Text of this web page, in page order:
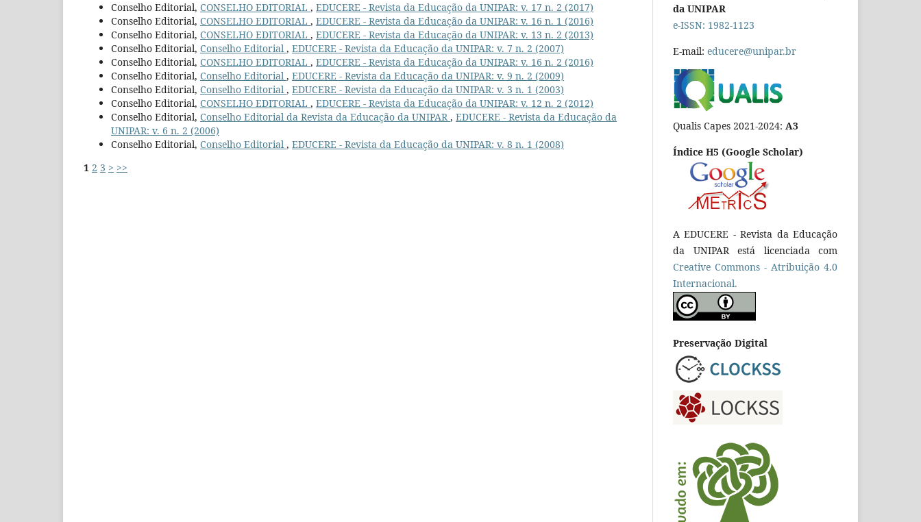
Conselho Editorial, CONSELHO EDITORIAL , EDUCERE - Revista da Educação da UNIPAR: v. 17 n. 2 (2017)
Conselho Editorial, CONSELHO EDITORIAL , EDUCERE - Revista da Educação da UNIPAR: v. 16 n. 1 (2016)
Conselho Editorial, CONSELHO EDITORIAL , EDUCERE - Revista da Educação da UNIPAR: v. 13 n. 2 (2013)
Conselho Editorial, Conselho Editorial , EDUCERE - Revista da Educação da UNIPAR: v. 7 n. 2 (2007)
Conselho Editorial, CONSELHO EDITORIAL , EDUCERE - Revista da Educação da UNIPAR: v. 16 n. 2 (2016)
Conselho Editorial, Conselho Editorial , EDUCERE - Revista da Educação da UNIPAR: v. 9 n. 2 (2009)
Conselho Editorial, Conselho Editorial , EDUCERE - Revista da Educação da UNIPAR: v. 3 n. 1 (2003)
Conselho Editorial, CONSELHO EDITORIAL , EDUCERE - Revista da Educação da UNIPAR: v. 12 n. 2 (2012)
Conselho Editorial, Conselho Editorial da Revista da Educação da UNIPAR, EDUCERE - Revista da Educação da
UNIPAR: v. 6 n. 2 (2006)
Conselho Editorial, Conselho Editorial , EDUCERE - Revista da Educação da UNIPAR: v. 8 n. 1 (2008)
1 2 3 > >>
da UNIPAR
e-ISSN: 1982-1123
E-mail: educere@unipar.br
Qualis Capes 2021-2024: A3
Índice H5 (Google Scholar)
A EDUCERE - Revista da Educação
da UNIPAR está licenciada com
Creative Commons - Atribuição 4.0
Internacional.
Preservação Digital